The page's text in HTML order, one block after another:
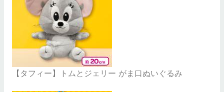
【タフィー】トムとジェリー がま口ぬいぐるみ